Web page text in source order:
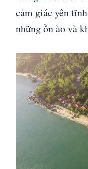
cảm giác yên
những ồn ào và